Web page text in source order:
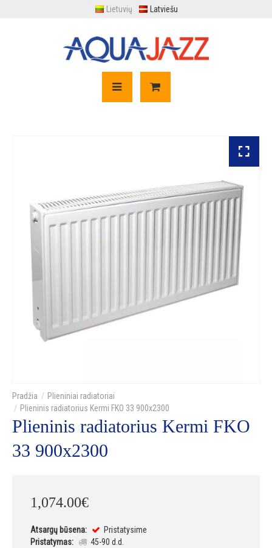
Lietuvių Latviešu
Plieniniai radiatoriai
Plieninis radiatorius Kermi FKO 33 900x2300
Plieninis radiatorius Kermi FKO
33 900x2300
1,074.00€
Atsargų būsena:
Pristatysime
Pristatymas:
45-90 d.d.